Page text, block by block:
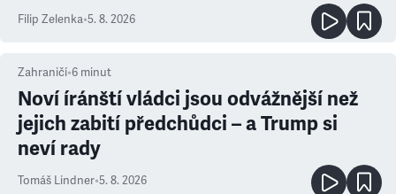
Filip Zelenka•5. 8. 2026
Zahraničí•6 minut
Noví íránští vládci jsou odvážnější než
jejich zabití předchůdci – a Trump si
neví rady
Tomáš Lindner•5. 8. 2026